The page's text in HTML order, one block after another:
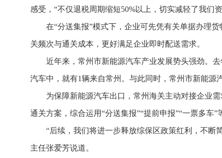
感受，“不仅退税周期缩短50%以上，切实减轻了我们
在“分送集报”模式下，企业可先凭有关单据办理
关频次与通关成本，更好满足企业即时配送需求。
近年来，常州市新能源汽车产业发展势头强劲。
汽车中，就有1辆来自常州。与此同时，常州市新能源
为保障新能源汽车出口，常州海关主动对接企业
通关方案，综合运用“分送集报”“提前申报”“一票多车
“后续，我们将进一步释放综保区政策红利，不断
主任张爱芳说道。